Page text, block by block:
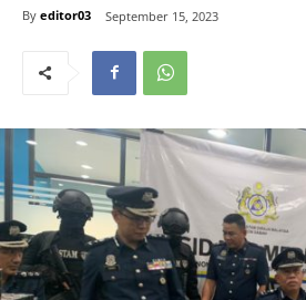
By editor03 September 15, 2023